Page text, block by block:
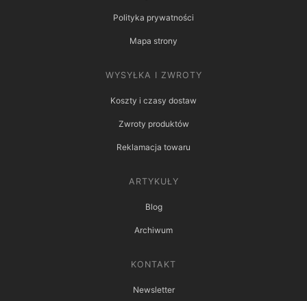
Polityka prywatności
Mapa strony
WYSYŁKA I ZWROTY
Koszty i czasy dostaw
Zwroty produktów
Reklamacja towaru
ARTYKUŁY
Blog
Archiwum
KONTAKT
Newsletter